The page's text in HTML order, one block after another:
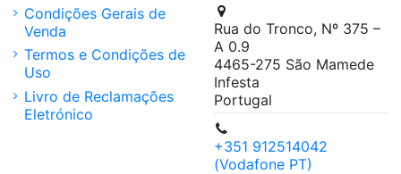
Condições Gerais de
Venda
Termos e Condições de
Uso
Livro de Reclamações
Eletrónico
Rua do Tronco, Nº 375 –
A 0.9
4465-275 São Mamede
Infesta
Portugal
+351 912514042
(Vodafone PT)